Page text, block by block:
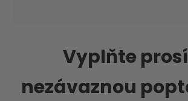
Vyplňte
nezávaznou